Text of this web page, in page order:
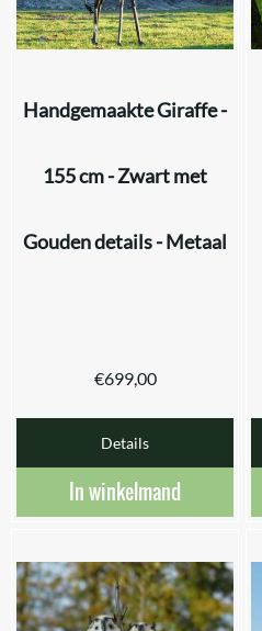
Handgemaakte Giraffe -
155 cm - Zwart met
Gouden details - Metaal
€699,00
Details
In winkelmand